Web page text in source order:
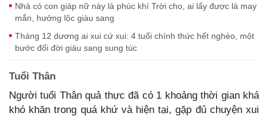
Nhà có con giáp nữ này là phúc khí Trời cho, ai lấy được là may
mắn, hưởng lộc giàu sang
Tháng 12 dương ai xui cứ xui: 4 tuổi chính thức hết nghèo, một
bước đổi đời giàu sang sung túc
Tuổi Thân
Người tuổi Thân quả thực đã có 1 khoảng thời gian khá
khó khăn trong quá khứ và hiện tại, gặp đủ chuyện xui